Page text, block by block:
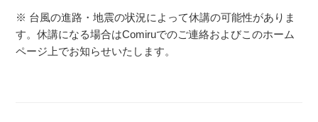
※ 台風の進路・地震の状況によって休講の可能性がありま
す。休講になる場合はComiruでのご連絡およびこのホーム
ページ上でお知らせいたします。